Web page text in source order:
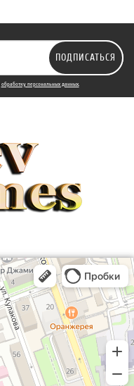
ПОДПИСАТЬСЯ
обработку персональных данных.